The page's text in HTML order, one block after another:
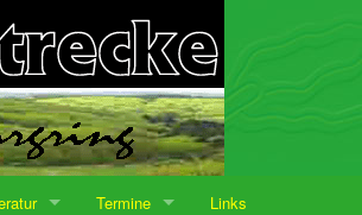
Termine Links